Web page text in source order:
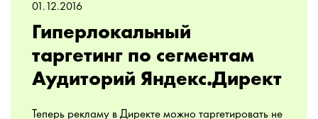
01.12.2016
Гиперлокальный
таргетинг по сегментам
Аудиторий Яндекс.Директ
Теперь рекламу в Директе можно таргетировать не